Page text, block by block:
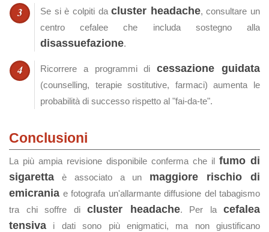
Se si è colpiti dacluster headache, consultare un
centro cefalee che includa sostegno alla
disassuefazione.
Ricorrere a programmi dicessazione guidata
(counselling, terapie sostitutive, farmaci) aumenta le
probabilità di successo rispetto al "fai‑da‑te".
Conclusioni
La più ampia revisione disponibile conferma che il fumo di
sigaretta è associato a un maggiore rischio di
emicrania e fotografa un'allarmante diffusione del tabagismo
tra chi soffre di cluster headache. Per la cefalea
tensiva i dati sono più enigmatici, ma non giustificano